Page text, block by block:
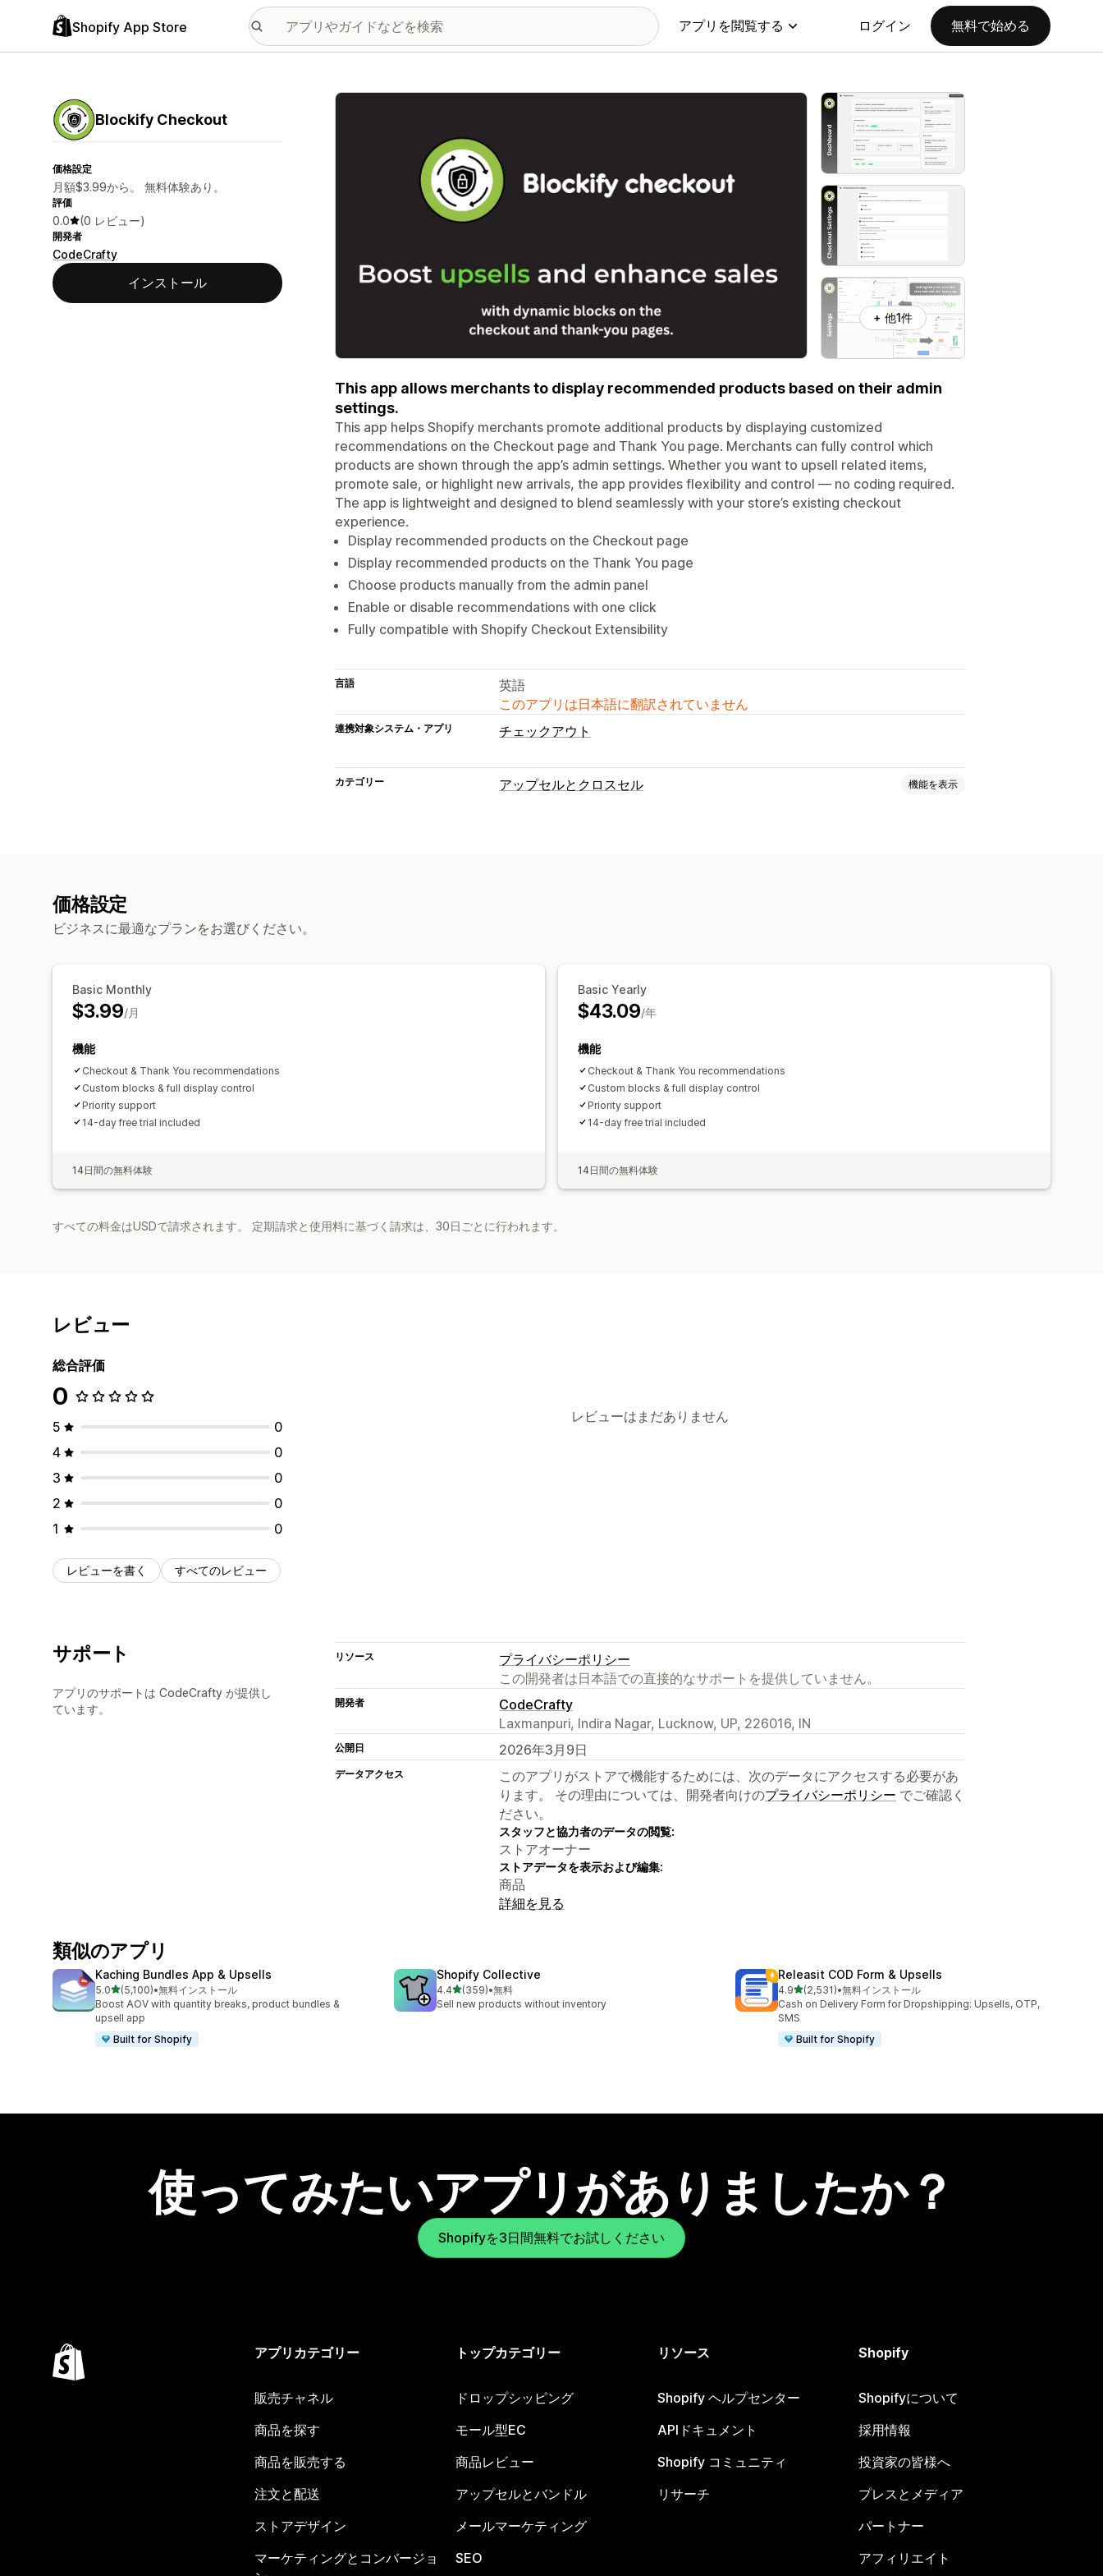
Shopify App Store アプリを閲覧する ログイン 無料で始める
Blockify Checkout
価格設定
月額$3.99から。 無料体験あり。
評価
0.0 (0 レビュー)
開発者
CodeCrafty
インストール
特集の画像ギャラリー
+ 他1件
This app allows merchants to display recommended products based on their admin
settings.
This app helps Shopify merchants promote additional products by displaying customized
recommendations on the Checkout page and Thank You page. Merchants can fully control which
products are shown through the app’s admin settings. Whether you want to upsell related items,
promote sale, or highlight new arrivals, the app provides flexibility and control — no coding required.
The app is lightweight and designed to blend seamlessly with your store’s existing checkout
experience.
Display recommended products on the Checkout page
Display recommended products on the Thank You page
Choose products manually from the admin panel
Enable or disable recommendations with one click
Fully compatible with Shopify Checkout Extensibility
言語
英語
このアプリは日本語に翻訳されていません
連携対象システム・アプリ チェックアウト
カテゴリー アップセルとクロスセル 機能を表示
価格設定
ビジネスに最適なプランをお選びください。
Basic Monthly
$3.99/月
機能
Checkout & Thank You recommendations
Custom blocks & full display control
Priority support
14-day free trial included
14日間の無料体験
Basic Yearly
$43.09/年
機能
Checkout & Thank You recommendations
Custom blocks & full display control
Priority support
14-day free trial included
14日間の無料体験
すべての料金はUSDで請求されます。 定期請求と使用料に基づく請求は、30日ごとに行われます。
レビュー
総合評価
0
5
0
4
0
3
0
2
0
1
0
レビューを書く すべてのレビュー
レビューはまだありません
サポート
アプリのサポートは CodeCrafty が提供し
ています。
リソース
プライバシーポリシー
この開発者は日本語での直接的なサポートを提供していません。
開発者
CodeCrafty
Laxmanpuri, Indira Nagar, Lucknow, UP, 226016, IN
公開日 2026年3月9日
データアクセス
このアプリがストアで機能するためには、次のデータにアクセスする必要があ
ります。 その理由については、開発者向けのプライバシーポリシー でご確認く
ださい。
スタッフと協力者のデータの閲覧:
ストアオーナー
ストアデータを表示および編集:
商品
詳細を見る
類似のアプリ
Kaching Bundles App & Upsells
5.05つ星中
(5,100)
合計レビュー数：5100件
•無料インストール
Boost AOV with quantity breaks, product bundles &
upsell app
Built for Shopify
Shopify Collective
4.45つ星中
(359)
合計レビュー数：359件
•無料
Sell new products without inventory
Releasit COD Form & Upsells
4.95つ星中
(2,531)
合計レビュー数：2531件
•無料インストール
Cash on Delivery Form for Dropshipping: Upsells, OTP,
SMS
Built for Shopify
使ってみたいアプリがありましたか？
Shopifyを3日間無料でお試しください
アプリカテゴリー
販売チャネル
商品を探す
商品を販売する
注文と配送
ストアデザイン
マーケティングとコンバージョ
トップカテゴリー
ドロップシッピング
モール型EC
商品レビュー
アップセルとバンドル
メールマーケティング
SEO
リソース
Shopify ヘルプセンター
APIドキュメント
Shopify コミュニティ
リサーチ
Shopify
Shopifyについて
採用情報
投資家の皆様へ
プレスとメディア
パートナー
アフィリエイト